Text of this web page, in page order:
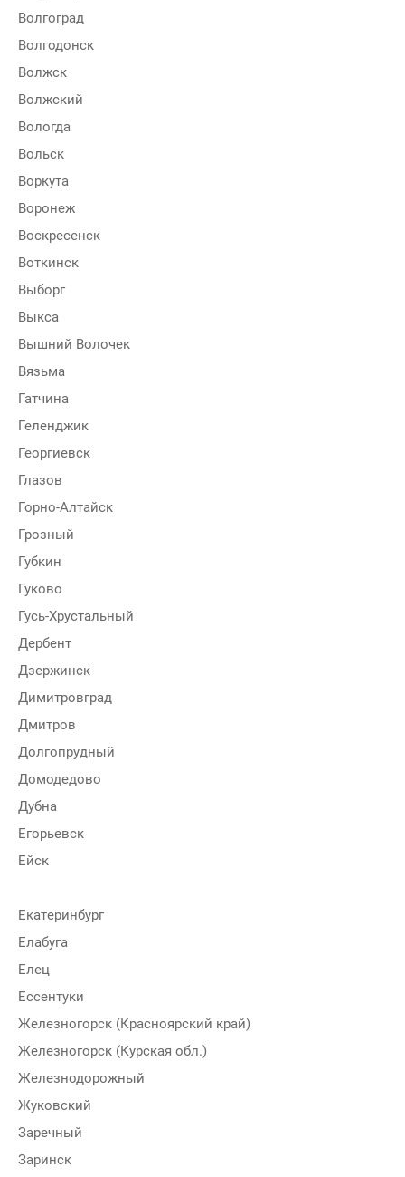
Волгоград
Волгодонск
Волжск
Волжский
Вологда
Вольск
Воркута
Воронеж
Воскресенск
Воткинск
Выборг
Выкса
Вышний Волочек
Вязьма
Гатчина
Геленджик
Георгиевск
Глазов
Горно-Алтайск
Грозный
Губкин
Гуково
Гусь-Хрустальный
Дербент
Дзержинск
Димитровград
Дмитров
Долгопрудный
Домодедово
Дубна
Егорьевск
Ейск
Екатеринбург
Елабуга
Елец
Ессентуки
Железногорск (Красноярский край)
Железногорск (Курская обл.)
Железнодорожный
Жуковский
Заречный
Заринск